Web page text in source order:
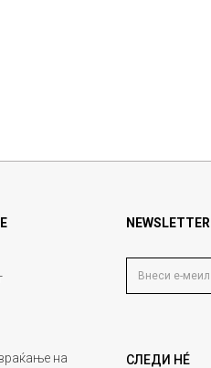
на
NEWSLETTER
СЛЕДИ НÉ